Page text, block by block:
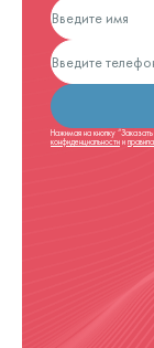
Нажимая на кнопку
конфиденциальности и